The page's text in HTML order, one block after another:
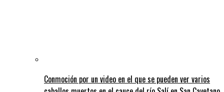
Conmoción por un video en el que se pueden ver varios